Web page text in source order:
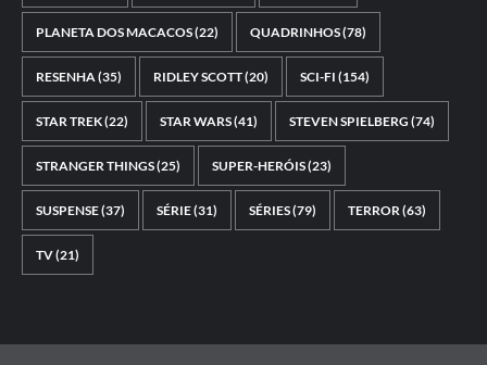
PLANETA DOS MACACOS(22) QUADRINHOS(78)
RESENHA(35) RIDLEY SCOTT(20) SCI-FI (154)
STAR TREK(22) STAR WARS(41) STEVEN SPIELBERG (74)
STRANGER THINGS(25) SUPER-HERÓIS(23)
SUSPENSE(37) SÉRIE(31) SÉRIES(79) TERROR(63)
TV(21)